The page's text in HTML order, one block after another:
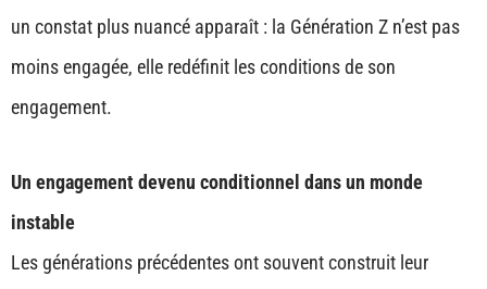
un constat plus nuancé apparaît : la Génération Z n’est pas
moins engagée, elle redéfinit les conditions de son
engagement.
Un engagement devenu conditionnel dans un monde
instable
Les générations précédentes ont souvent construit leur